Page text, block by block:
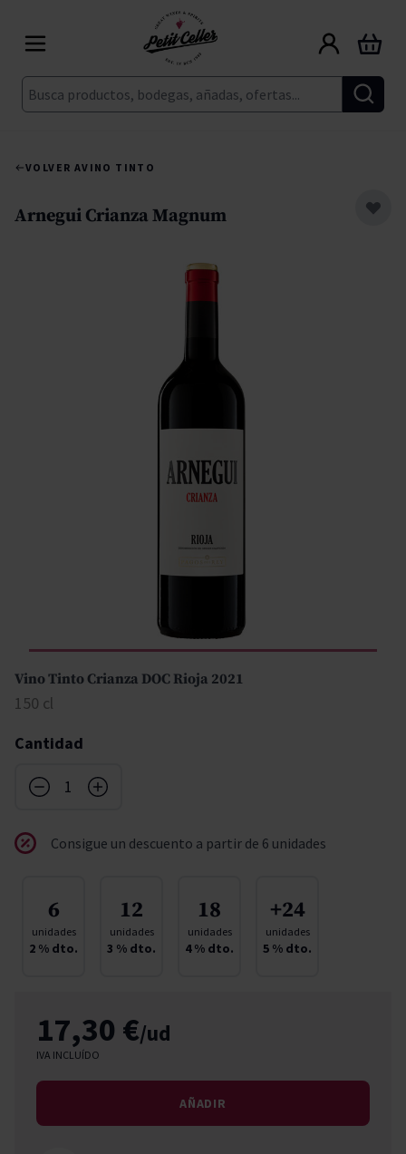
Buscar
Carrito
VOLVER AVINO TINTO
Arnegui Crianza Magnum
Vino Tinto Crianza DOC Rioja 2021
150 cl
Cantidad
Consigue un descuento a partir de 6 unidades
6
unidades
2 % dto.
12
unidades
3 % dto.
18
unidades
4% dto.
+24
unidades
5 % dto.
17,30 €/ud
IVA INCLUÍDO
AÑADIR